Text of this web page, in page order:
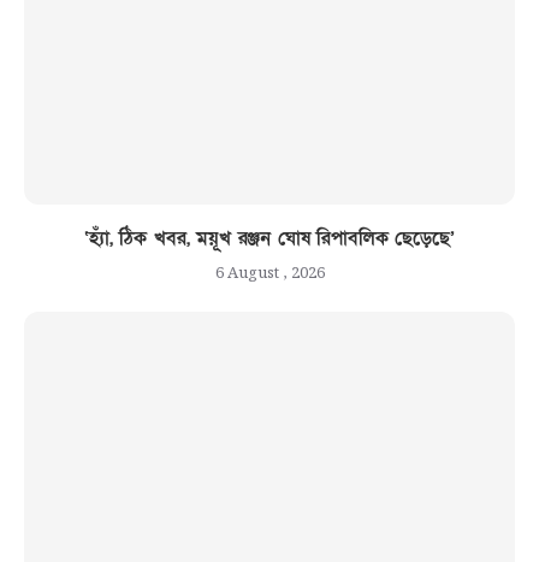
‘হ্যাঁ, ঠিক খবর, ময়ূখ রঞ্জন ঘোষ রিপাবলিক ছেড়েছে’
6 August , 2026